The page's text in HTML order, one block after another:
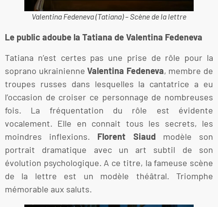
Valentina Fedeneva (Tatiana) – Scène de la lettre
Le public adoube la Tatiana de Valentina Fedeneva
Tatiana n’est certes pas une prise de rôle pour la
soprano ukrainienneValentina Fedeneva, membre de
troupes russes dans lesquelles la cantatrice a eu
l’occasion de croiser ce personnage de nombreuses
fois. La fréquentation du rôle est évidente
vocalement. Elle en connait tous les secrets, les
moindres inflexions. Florent Siaudmodèle son
portrait dramatique avec un art subtil de son
évolution psychologique. A ce titre, la fameuse scène
de la lettre est un modèle théâtral. Triomphe
mémorable aux saluts.